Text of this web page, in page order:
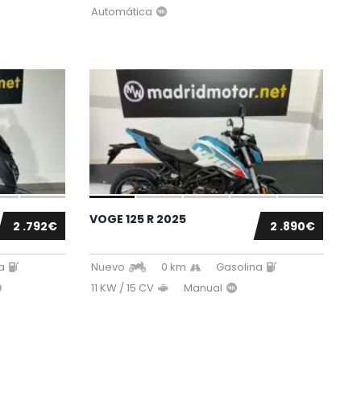
Automática
2 .792€ 2 .890€
VOGE 125 R 2025
Nuevo 0 km
Gasolina
11 KW / 15 CV
Manual